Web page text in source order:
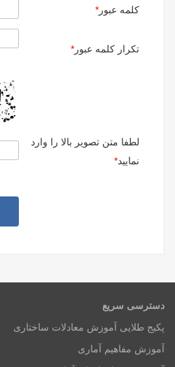
کلمه عبور *
تكرار کلمه عبور *
لطفا متن تصوير بالا را وارد
نماييد*
دسترسی سریع
پکیج طلایی آموزش معادلات ساختاری
آموزش مفاهیم آماری